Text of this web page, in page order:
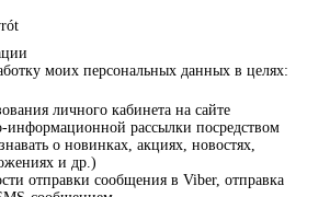
моих персональных данных в целях:
личного кабинета на сайте
информационной рассылки посредством
о новинках, акциях, новостях,
и др.)
отправки сообщения в Viber, отправка